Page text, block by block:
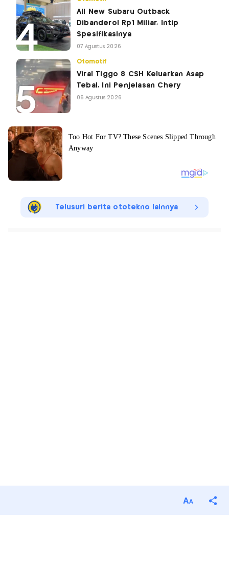
All New Subaru Outback
Dibanderol Rp1 Miliar, Intip
Spesifikasinya
07 Agustus 2026
Otomotif
Viral Tiggo 8 CSH Keluarkan Asap
Tebal, Ini Penjelasan Chery
06 Agustus 2026
Telusuri berita ototekno lainnya